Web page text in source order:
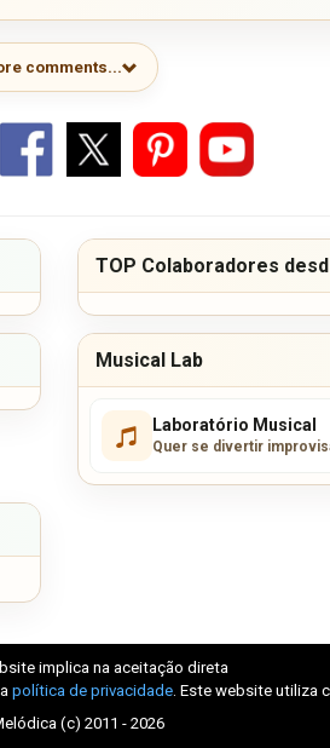
comments...
TOP Colaboradores
Musical Lab
Laboratório Musical
Quer se divertir
implica na aceitação direta
política de privacidade . Este website utiliza
(c) 2011 - 2026